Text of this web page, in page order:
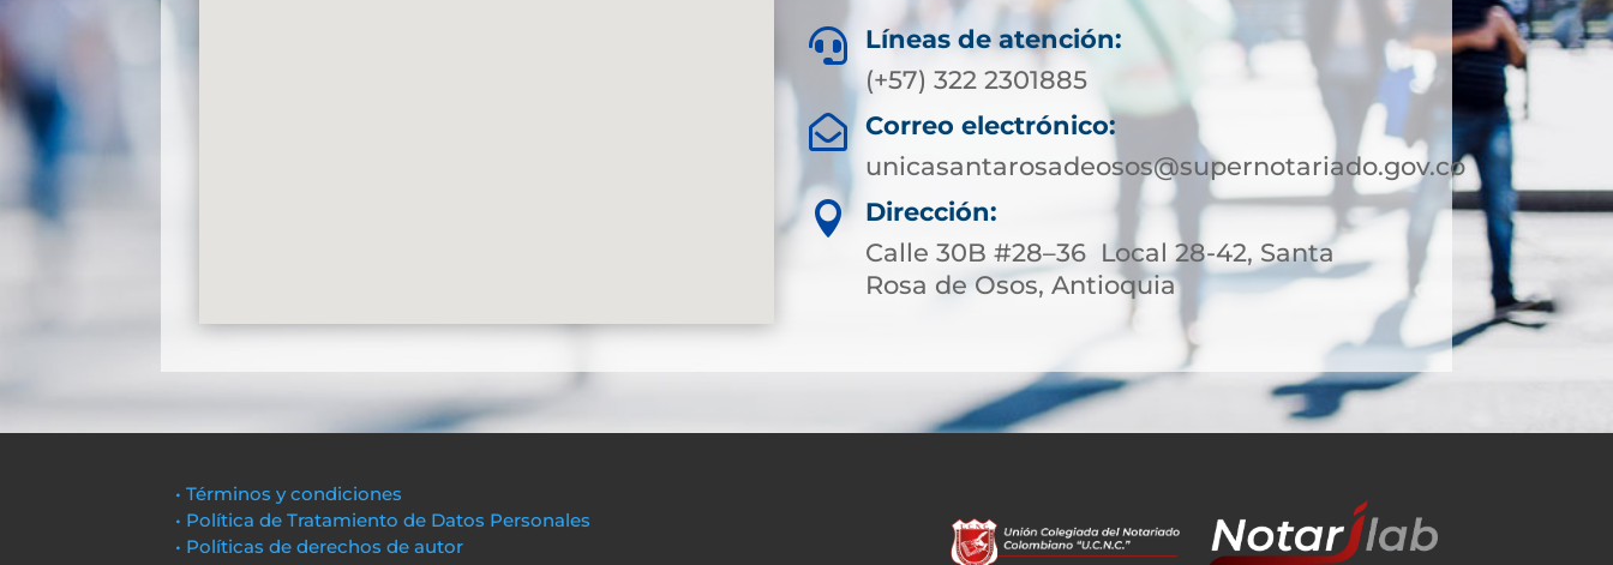

Líneas de atención:
(+57) 322 2301885

Correo electrónico:
unicasantarosadeosos@supernotariado.gov.co

Dirección:
Calle 30B #28–36 Local 28-42, Santa
Rosa de Osos, Antioquia
• Términos y condiciones
• Política de Tratamiento de Datos Personales
• Políticas de derechos de autor